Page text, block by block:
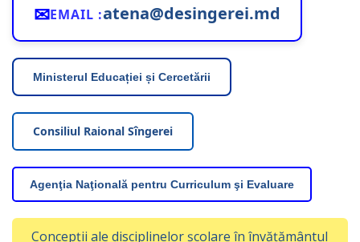
✉EMAIL :atena@desingerei.md
Ministerul Educației și Cercetării
Consiliul Raional Sîngerei
Agenţia Naţională pentru Curriculum şi Evaluare
Concepții ale disciplinelor școlare în învățământul